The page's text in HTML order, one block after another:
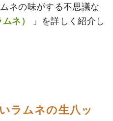
ネの味がする不思議な
ネ）
」を詳しく紹介し
ラムネの生八ッ